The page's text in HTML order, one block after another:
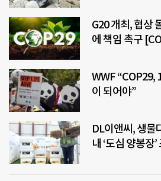
G20 개최, 협상
에 책임 촉구
WWF “COP29,
이 되어야”
DL이앤씨, 생물
내 ‘도심 양봉장’